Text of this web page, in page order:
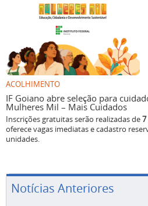
ACOLHIMENTO
IF Goiano abre seleção para
Mulheres Mil – Mais Cuidados
Inscrições gratuitas serão realizadas de7
oferece vagas imediatas e cadastro
unidades.
Notícias Anteriores